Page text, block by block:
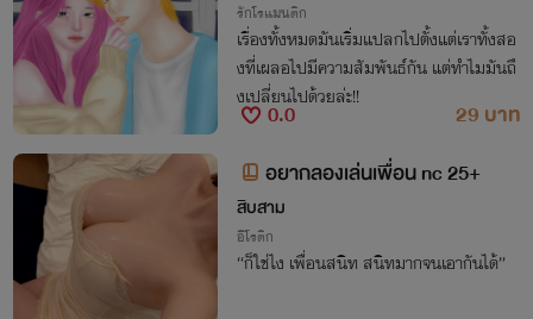
รักโรแมนติก
เรื่องทั้งหมดมันเริ่มแปลกไปตั้งแต่เราทั้งสอ
งที่เผลอไปมีความสัมพันธ์กัน แต่ทำไมมันถึ
งเปลี่ยนไปด้วยล่ะ!!
0.0
29 บาท
อยากลองเล่นเพื่อน nc 25+
สิบสาม
อีโรติก
“ก็ใช่ไง เพื่อนสนิท สนิทมากจนเอากันได้”